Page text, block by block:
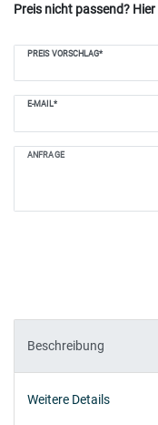
Preis nicht passend?
PREIS VORSCHLAG*
E-MAIL*
ANFRAGE
Beschreibung
Weitere Details